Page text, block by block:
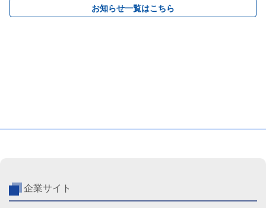
お知らせ一覧はこちら
企業サイト